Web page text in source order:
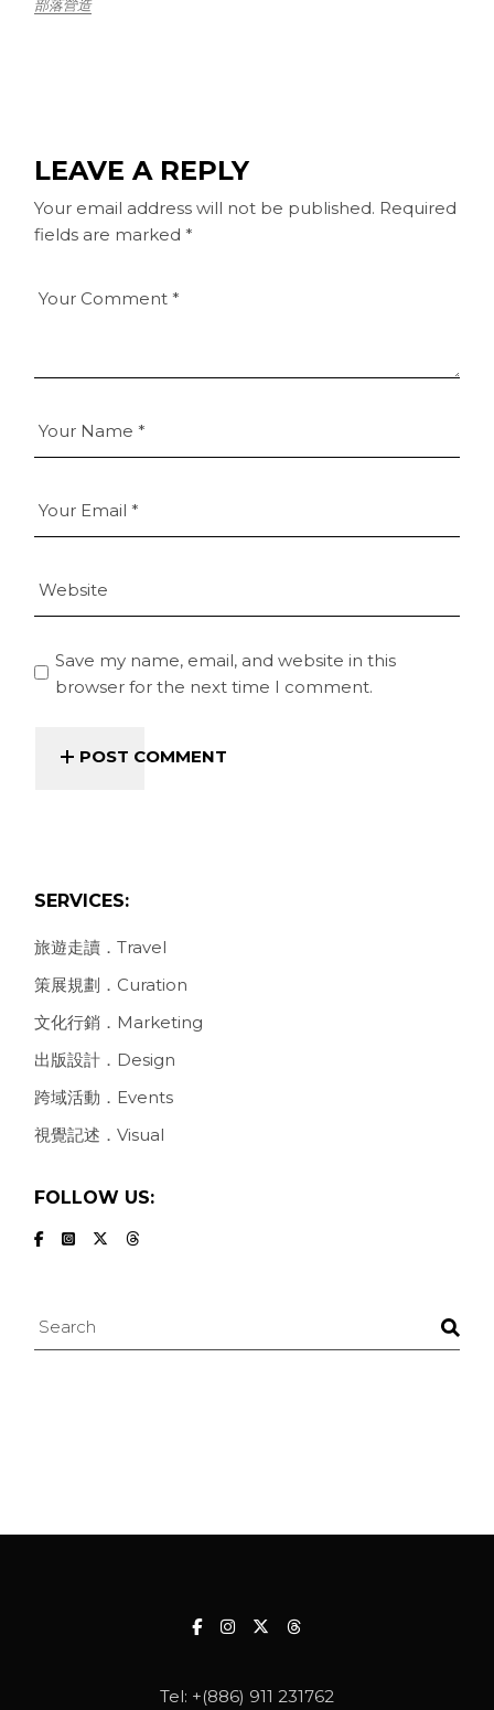
部落營造
LEAVE A REPLY
Your email address will not be published. Required
fields are marked *
Save my name, email, and website in this
browser for the next time I comment.
POST COMMENT
SERVICES:
旅遊走讀．Travel
策展規劃．Curation
文化行銷．Marketing
出版設計．Design
跨域活動．Events
視覺記述．Visual
FOLLOW US:
Search
Tel: +(886) 911 231762